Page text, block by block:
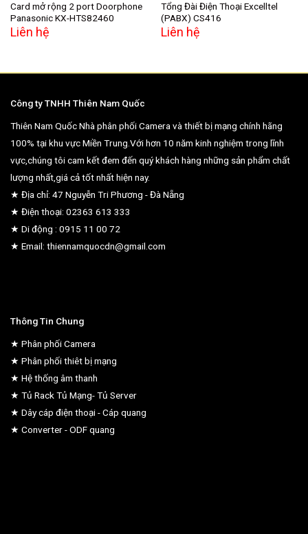
Card mở rộng 2 port Doorphone
Panasonic KX-HTS82460
Liên hệ
Tổng Đài Điện Thoại Excelltel
(PABX) CS416
Liên hệ
Công ty TNHH Thiên Nam Quốc
Thiên Nam Quốc Nhà phân phối Camera và thiết bị mạng chính hãng
100% tại khu vực Miền Trung.Với hơn 10 năm kinh nghiệm trong lĩnh
vực,chúng tôi cam kết đem đến quý khách hàng những sản phẩm chất
lượng nhất,giá cả tốt nhất hiện nay.
★ Địa chỉ: 47 Nguyễn Tri Phương - Đà Nẵng
★ Điện thoại: 02363 613 333
★ Di động : 0915 11 00 72
★ Email: thiennamquocdn@gmail.com
Thông Tin Chung
★ Phân phối Camera
★ Phân phối thiêt bị mạng
★ Hệ thống âm thanh
★ Tủ Rack Tủ Mạng- Tủ Server
★ Dây cáp điện thoại - Cáp quang
★ Converter - ODF quang